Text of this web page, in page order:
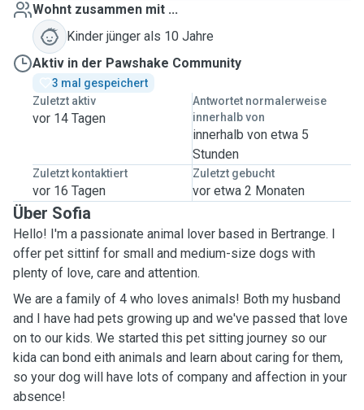
Wohnt zusammen mit ...
Kinder jünger als 10 Jahre
Aktiv in der Pawshake Community
3 mal gespeichert
Zuletzt aktiv
vor 14 Tagen
Antwortet normalerweise
innerhalb von
innerhalb von etwa 5
Stunden
Zuletzt kontaktiert
vor 16 Tagen
Zuletzt gebucht
vor etwa 2 Monaten
Über Sofia
Hello! I'm a passionate animal lover based in Bertrange. I
offer pet sittinf for small and medium-size dogs with
plenty of love, care and attention.
We are a family of 4 who loves animals! Both my husband
and I have had pets growing up and we've passed that love
on to our kids. We started this pet sitting journey so our
kida can bond eith animals and learn about caring for them,
so your dog will have lots of company and affection in your
absence!